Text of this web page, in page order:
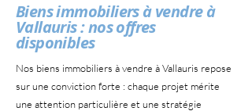
Biens immobiliers à vendre à
Vallauris : nos offres
disponibles
Nos biens immobiliers à vendre à Vallauris repose
sur une conviction forte : chaque projet mérite
une attention particulière et une stratégie